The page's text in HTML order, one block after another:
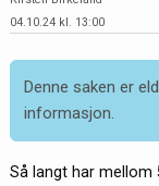
04.10.24 kl. 13:00
Denne saken er
informasjon.
Så langt har